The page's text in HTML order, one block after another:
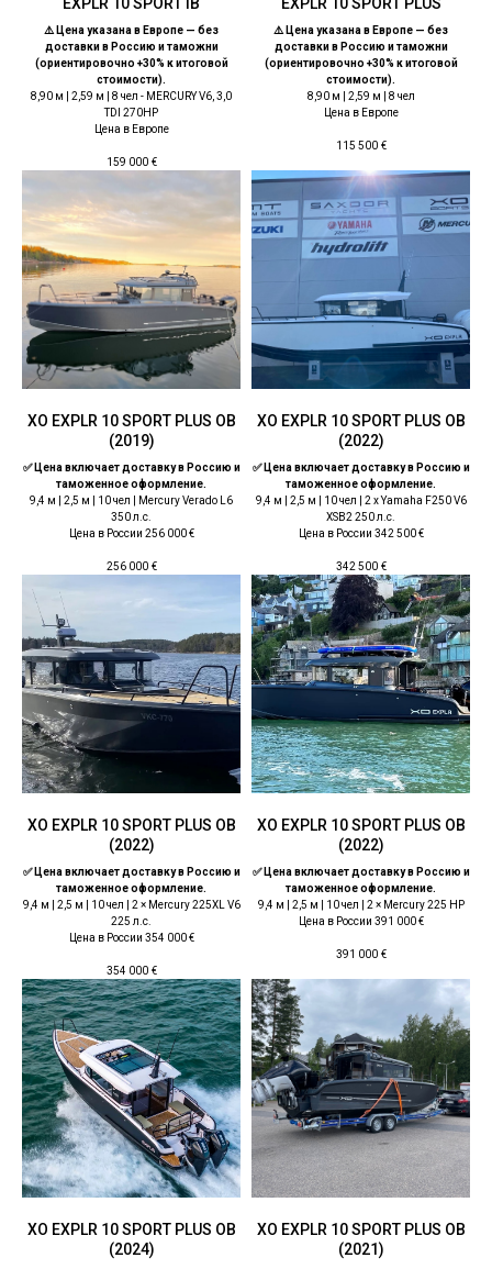
⚠️ Цена указана в Европе — без
доставки в Россию и таможни
(ориентировочно +30% к итоговой
стоимости).
8,90 м | 2,59 м | 8 чел - MERCURY V6, 3,0
TDI 270HP
Цена в Европе
159 000 €
⚠️ Цена указана в Европе — без
доставки в Россию и таможни
(ориентировочно +30% к итоговой
стоимости).
8,90 м | 2,59 м | 8 чел
Цена в Европе
115 500 €
ХО EXPLR 10 SPORT PLUS OB
(2019)
✅ Цена включает доставку в Россию и
таможенное оформление.
9,4 м | 2,5 м | 10 чел | Mercury Verado L6
350 л.с.
Цена в России 256 000 €
256 000 €
ХО EXPLR 10 SPORT PLUS OB
(2022)
✅ Цена включает доставку в Россию и
таможенное оформление.
9,4 м | 2,5 м | 10 чел | 2 x Yamaha F250 V6
XSB2 250 л.с.
Цена в России 342 500 €
342 500 €
ХО EXPLR 10 SPORT PLUS OB
(2022)
✅ Цена включает доставку в Россию и
таможенное оформление.
9,4 м | 2,5 м | 10 чел | 2 × Mercury 225XL V6
225 л.с.
Цена в России 354 000 €
354 000 €
ХО EXPLR 10 SPORT PLUS OB
(2022)
✅ Цена включает доставку в Россию и
таможенное оформление.
9,4 м | 2,5 м | 10 чел | 2 × Mercury 225 HP
Цена в России 391 000 €
391 000 €
ХО EXPLR 10 SPORT PLUS OB
(2024)
ХО EXPLR 10 SPORT PLUS OB
(2021)